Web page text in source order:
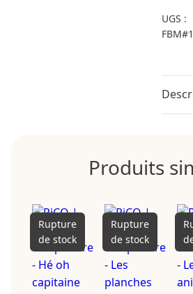
UGS :
Produits
Rupture
de stock
Rupture
de stock